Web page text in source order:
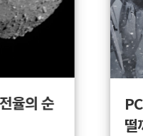
율의 순
떨